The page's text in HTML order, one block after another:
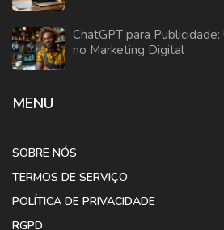
ChatGPT para
no Marketing Digital
MENU
SOBRE NÓS
TERMOS DE SERVIÇO
POLÍTICA DE PRIVACIDADE
RGPD